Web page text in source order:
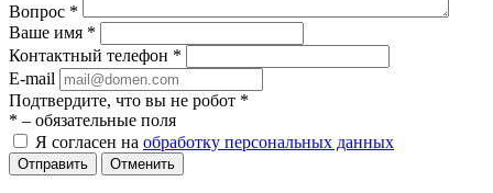
Вопрос *
Ваше имя *
Контактный телефон *
E-mail
Подтвердите, что вы не робот *
* – обязательные поля
Я согласен на обработку персональных данных
Отменить